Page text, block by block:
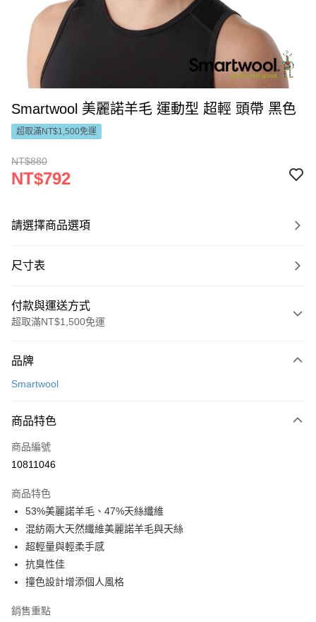
Smartwool 美麗諾羊毛 運動型 超輕 頭帶 黑色
超取滿NT$1,500免運
NT$880
NT$792
請選擇商品選項
尺寸表
付款與運送方式
超取滿NT$1,500免運
信用卡一次付款
Apple Pay
悠遊付
7-11取貨(快速到店)
每筆NT$100，滿NT$1,500(含以上)免運費
宅配-本島
每筆NT$100，滿NT$1,500(含以上)免運費
品牌
Smartwool
商品特色
商品編號
10811046
商品特色
53%美麗諾羊毛、47%天絲纖維
混紡兩大天然纖維美麗諾羊毛與天絲
超輕量與輕柔手感
抗臭性佳
撞色設計增添個人風格
銷售重點